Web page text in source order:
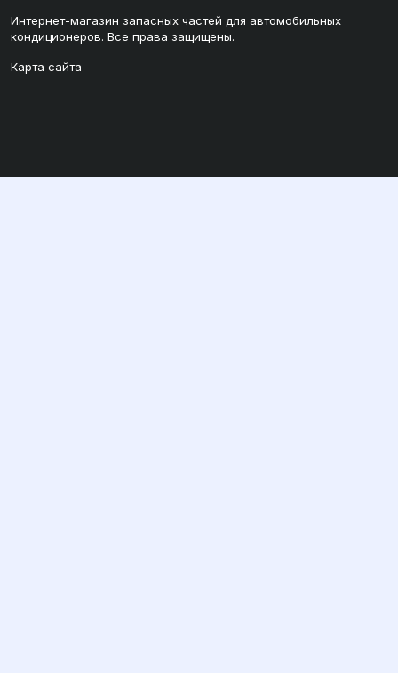
Интернет-магазин запасных частей для автомобильных
кондиционеров. Все права защищены.
Карта сайта